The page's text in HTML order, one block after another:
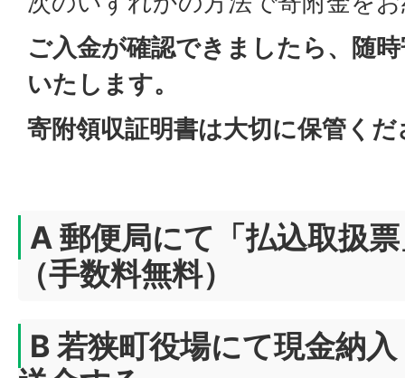
ご入金が確認できましたら、随
いたします。
寄附領収証明書は大切に保管くだ
A 郵便局にて「払込取扱
（手数料無料）
B 若狭町役場にて現金納